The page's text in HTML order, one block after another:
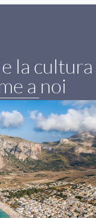
la cultura
a noi